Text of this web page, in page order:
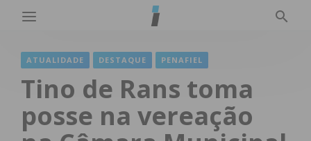
ATUALIDADE DESTAQUE PENAFIEL
Tino de Rans toma
posse na vereação